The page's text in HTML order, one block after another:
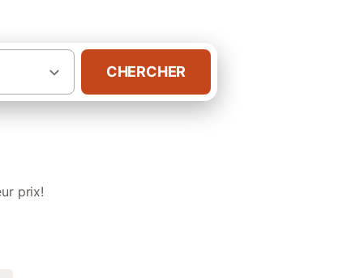
CHERCHER
prix!